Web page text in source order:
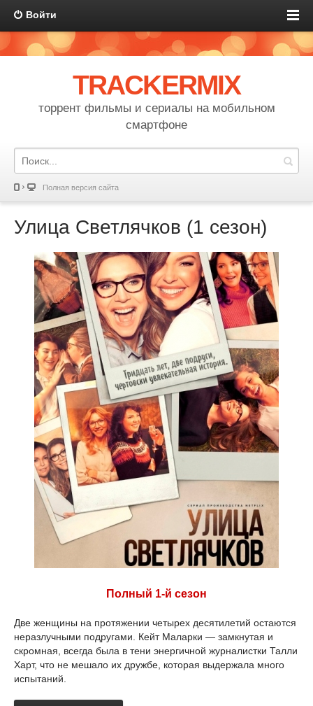
Войти
TRACKERMIX
торрент фильмы и сериалы на мобильном
смартфоне
Полная версия сайта
Улица Светлячков (1 сезон)
Полный 1-й сезон
Две женщины на протяжении четырех десятилетий остаются
неразлучными подругами. Кейт Маларки — замкнутая и
скромная, всегда была в тени энергичной журналистки Талли
Харт, что не мешало их дружбе, которая выдержала много
испытаний.